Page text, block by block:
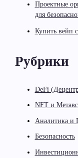
Проектные
для
Купить вейп
Рубрики
DeFi
NFT и
Аналитика и
Безопасность